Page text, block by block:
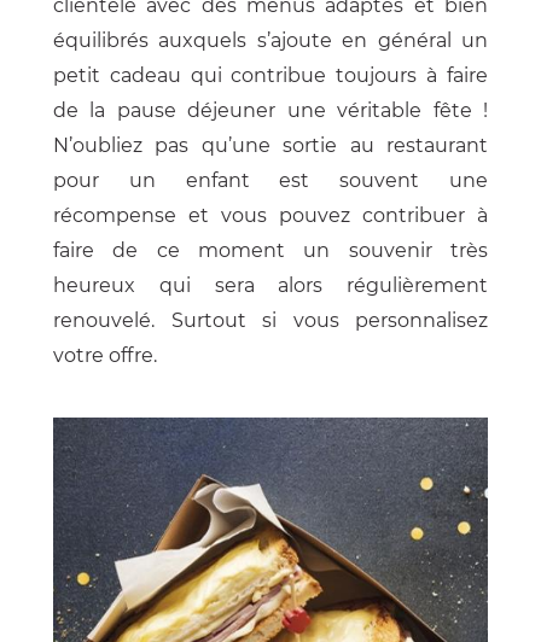
clientèle avec des menus adaptés et bien
équilibrés auxquels s’ajoute en général un
petit cadeau qui contribue toujours à faire
de la pause déjeuner une véritable fête !
N’oubliez pas qu’une sortie au restaurant
pour un enfant est souvent une
récompense et vous pouvez contribuer à
faire de ce moment un souvenir très
heureux qui sera alors régulièrement
renouvelé. Surtout si vous personnalisez
votre offre.